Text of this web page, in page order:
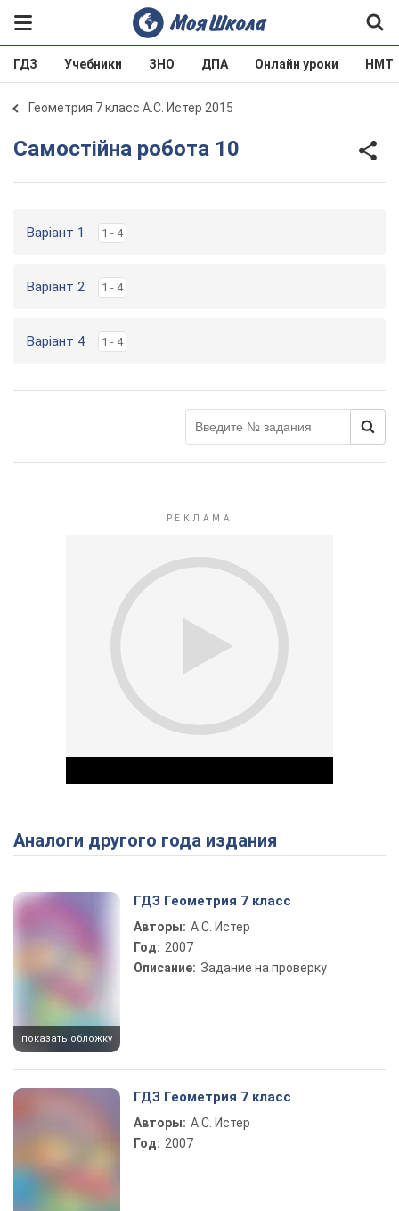
ГДЗ Учебники ЗНО ДПА Онлайн уроки НМТ
Геометрия 7 класс А.С. Истер 2015
Самостійна робота 10
Варіант 1 1 - 4
Варіант 2 1 - 4
Варіант 4 1 - 4
Play Video
Аналоги другого года издания
показать обложку
ГДЗ Геометрия 7 класс
Авторы: А.С. Истер
Год: 2007
Описание: Задание на проверку
ГДЗ Геометрия 7 класс
Авторы: А.С. Истер
Год: 2007